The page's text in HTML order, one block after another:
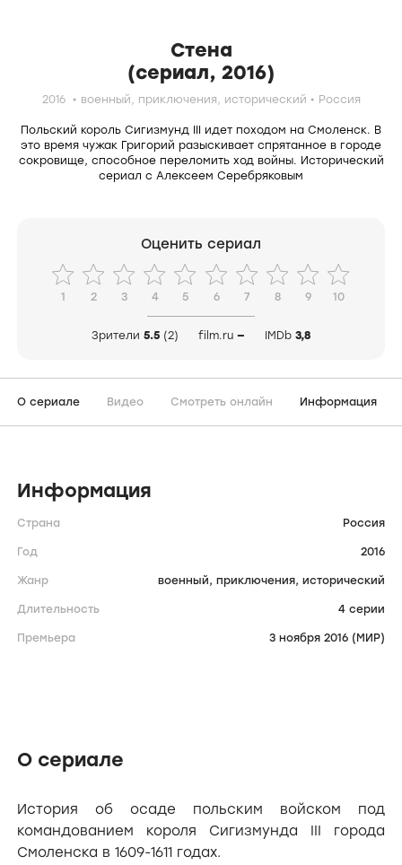
Стена
(сериал, 2016)
2016 военный, приключения, исторический Россия
Польский король Сигизмунд III идет походом на Смоленск. В
это время чужак Григорий разыскивает спрятанное в городе
сокровище, способное переломить ход войны. Исторический
сериал с Алексеем Серебряковым
Оценить сериал
1 2 3 4 5 6 7 8 9 10
Зрители 5.5 (2) film.ru — IMDb 3,8
О сериале Видео Смотреть онлайн Информация
Информация
Страна Россия
Год 2016
Жанр военный, приключения, исторический
Длительность 4 серии
Премьера 3 ноября 2016 (МИР)
О сериале
История об осаде польским войском под
командованием короля Сигизмунда III города
Смоленска в 1609-1611 годах.